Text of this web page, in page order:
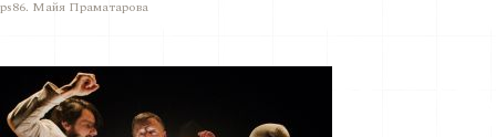
ps86. Майя Праматарова